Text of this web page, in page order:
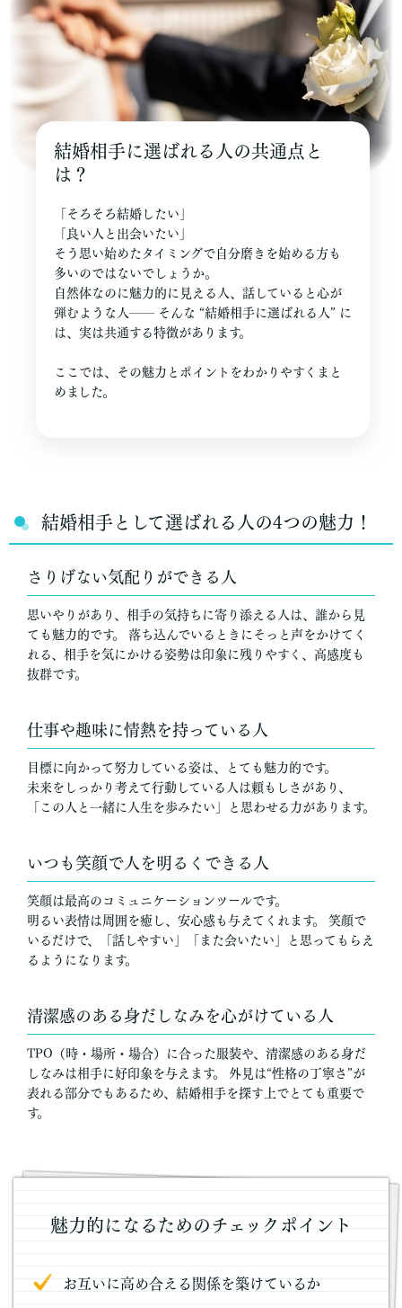
結婚相手に選ばれる人の共通点と
は？
「そろそろ結婚したい」
「良い人と出会いたい」
そう思い始めたタイミングで自分磨きを始める方も
多いのではないでしょうか。
自然体なのに魅力的に見える人、話していると心が
弾むような人── そんな “結婚相手に選ばれる人” に
は、実は共通する特徴があります。
ここでは、その魅力とポイントをわかりやすくまと
めました。
結婚相手として選ばれる人の4つの魅力！
さりげない気配りができる人
思いやりがあり、相手の気持ちに寄り添える人は、誰から見
ても魅力的です。 落ち込んでいるときにそっと声をかけてく
れる、相手を気にかける姿勢は印象に残りやすく、高感度も
抜群です。
仕事や趣味に情熱を持っている人
目標に向かって努力している姿は、とても魅力的です。
未来をしっかり考えて行動している人は頼もしさがあり、
「この人と一緒に人生を歩みたい」と思わせる力があります。
いつも笑顔で人を明るくできる人
笑顔は最高のコミュニケーションツールです。
明るい表情は周囲を癒し、安心感も与えてくれます。 笑顔で
いるだけで、「話しやすい」「また会いたい」と思ってもらえ
るようになります。
清潔感のある身だしなみを心がけている人
TPO（時・場所・場合）に合った服装や、清潔感のある身だ
しなみは相手に好印象を与えます。 外見は“性格の丁寧さ”が
表れる部分でもあるため、結婚相手を探す上でとても重要で
す。
魅力的になるためのチェックポイント
お互いに高め合える関係を築けているか